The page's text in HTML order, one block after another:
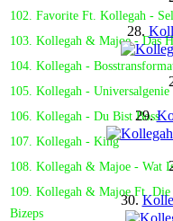
102. Favorite Ft. Kollegah -
103. Kollegah & Majoe - Das
104. Kollegah -
105. Kollegah - Universalgenie
106. Kollegah - Du Bist Boss
107. Kollegah - King
108. Kollegah & Majoe - Wat
109. Kollegah & Majoe Ft.
Bizeps
28.
29.
30.